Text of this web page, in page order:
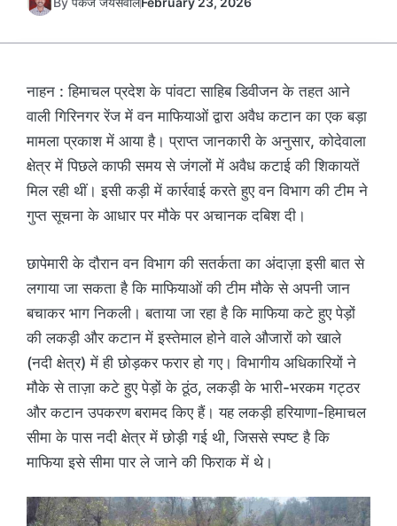
नाहन : हिमाचल प्रदेश के पांवटा साहिब डिवीजन के तहत आने
वाली गिरिनगर रेंज में वन माफियाओं द्वारा अवैध कटान का एक बड़ा
मामला प्रकाश में आया है। प्राप्त जानकारी के अनुसार, कोदेवाला
क्षेत्र में पिछले काफी समय से जंगलों में अवैध कटाई की शिकायतें
मिल रही थीं। इसी कड़ी में कार्रवाई करते हुए वन विभाग की टीम ने
गुप्त सूचना के आधार पर मौके पर अचानक दबिश दी।
छापेमारी के दौरान वन विभाग की सतर्कता का अंदाज़ा इसी बात से
लगाया जा सकता है कि माफियाओं की टीम मौके से अपनी जान
बचाकर भाग निकली। बताया जा रहा है कि माफिया कटे हुए पेड़ों
की लकड़ी और कटान में इस्तेमाल होने वाले औजारों को खाले
(नदी क्षेत्र) में ही छोड़कर फरार हो गए। विभागीय अधिकारियों ने
मौके से ताज़ा कटे हुए पेड़ों के ठूंठ, लकड़ी के भारी-भरकम गट्ठर
और कटान उपकरण बरामद किए हैं। यह लकड़ी हरियाणा-हिमाचल
सीमा के पास नदी क्षेत्र में छोड़ी गई थी, जिससे स्पष्ट है कि
माफिया इसे सीमा पार ले जाने की फिराक में थे।